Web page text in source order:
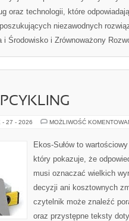
oraz technologii, które
niezawodnych
i Środowisko i Zrównoważony
- 27 - 2026 MOŻLIWOŚĆ
Ekos-Sułów to
który pokazuje, że
musi oznaczać wielkich
decyzji ani kosztownych
czytelnik może znaleźć
oraz przystępne teksty